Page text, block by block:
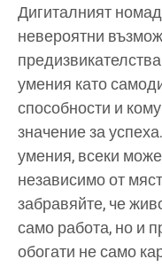
Дигиталният
невероятни
умения като
способности и
значение за
умения, всеки
независимо от
забравяйте, че
само работа, но и
обогати не само